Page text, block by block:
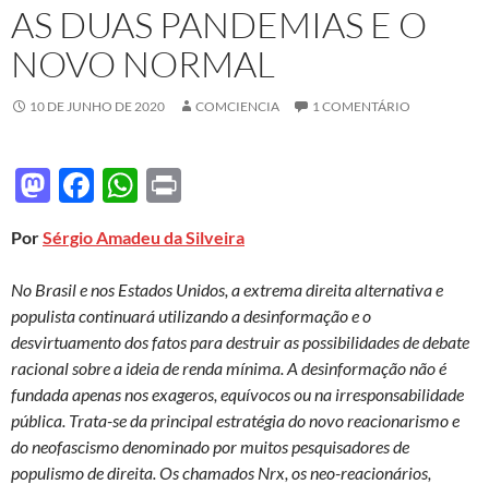
AS DUAS PANDEMIAS E O
NOVO NORMAL
10 DE JUNHO DE 2020 COMCIENCIA 1 COMENTÁRIO
M
to
d
o
n
F
e
b
o
o
k
W
at
s
A
p
p
nt
PorSérgio Amadeu da Silveira
No Brasil e nos Estados Unidos, a extrema direita alternativa e
populista continuará utilizando a desinformação e o
desvirtuamento dos fatos para destruir as possibilidades de debate
racional sobre a ideia de renda mínima. A desinformação não é
fundada apenas nos exageros, equívocos ou na irresponsabilidade
pública. Trata-se da principal estratégia do novo reacionarismo e
do neofascismo denominado por muitos pesquisadores de
populismo de direita. Os chamados Nrx, os neo-reacionários,